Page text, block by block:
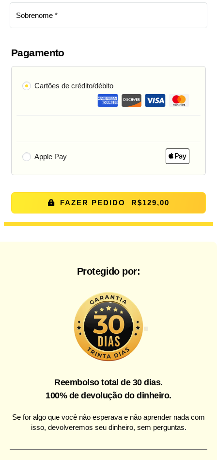
Pagamento
Cartões de crédito/débito
Apple Pay
FAZER PEDIDO R$129,00
Protegido por:
Reembolso total de 30 dias.
100% de devolução do dinheiro.
Se for algo que você não esperava e não aprender nada com
isso, devolveremos seu dinheiro, sem perguntas.